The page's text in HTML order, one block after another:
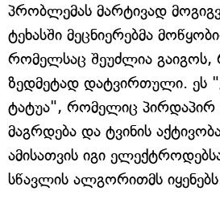
პრობლემას მარტივად
ტეხასში მეცნიერებმა
რომელსაც შეუძლია გაიგოს,
ზედმეტად დატვირთული. ეს
ტატუა", რომელიც პირდაპირ
მაგრდება და ტვინის
ამისათვის იგი
სწავლის ალგორითმს